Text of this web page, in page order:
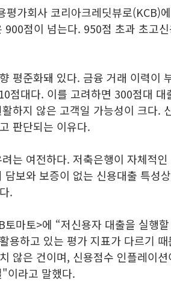
평가회사 코리아크레딧뷰로(KCB)
900점이 넘는다. 950점 초과 초고
평준화돼 있다. 금융 거래 이력이
점대다. 이를 고려하면 300점대
하지 않은 고객일 가능성이 크다.
판단되는 이유다.
는 여전하다. 저축은행이 자체적
담보와 보증이 없는 신용대출 특성
.
토마토>에 “저신용자 대출을 실행
용하고 있는 평가 지표가 다르기
않은 건이며, 신용점수 인플레이
이라고 말했다.